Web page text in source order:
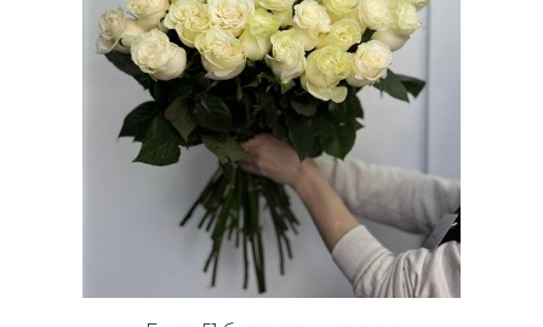
Букет 51 роза Сердце
6 939 ₽